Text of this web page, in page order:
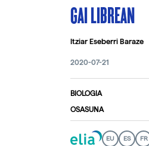
GAI LIBREAN
Itziar Eseberri Baraze
2020-07-21
BIOLOGIA
OSASUNA
EU ES FR